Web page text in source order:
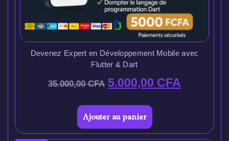
Devenez Expert en Développement Mobile avec
Flutter & Dart
35.000,00CFA 5.000,00 CFA
Ajouter au panier